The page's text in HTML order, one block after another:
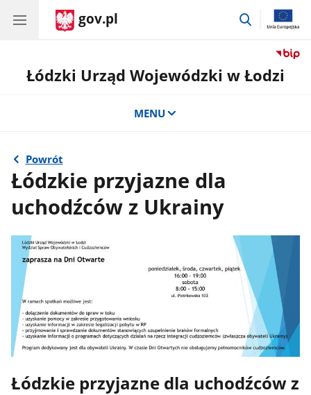
gov.pl
przejdź
Łódzki Urząd Wojewódzki w Łodzi
MENU
Powrót
Łódzkie przyjazne dla
uchodźców z Ukrainy
Łódzkie przyjazne dla uchodźców z